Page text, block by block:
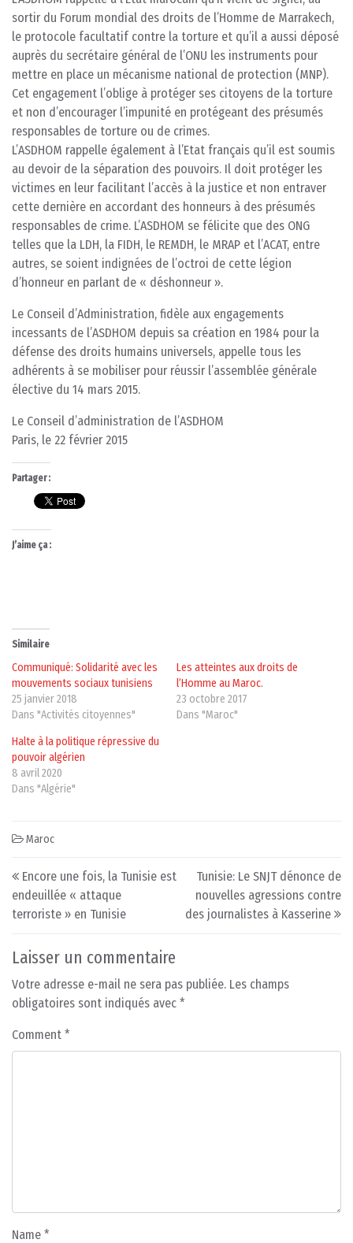
sortir du Forum mondial des droits de l’Homme de Marrakech,
le protocole facultatif contre la torture et qu’il a aussi déposé
auprès du secrétaire général de l’ONU les instruments pour
mettre en place un mécanisme national de protection (MNP).
Cet engagement l’oblige à protéger ses citoyens de la torture
et non d’encourager l’impunité en protégeant des présumés
responsables de torture ou de crimes.
L’ASDHOM rappelle également à l’Etat français qu’il est soumis
au devoir de la séparation des pouvoirs. Il doit protéger les
victimes en leur facilitant l’accès à la justice et non entraver
cette dernière en accordant des honneurs à des présumés
responsables de crime. L’ASDHOM se félicite que des ONG
telles que la LDH, la FIDH, le REMDH, le MRAP et l’ACAT, entre
autres, se soient indignées de l’octroi de cette légion
d’honneur en parlant de « déshonneur ».
Le Conseil d’Administration, fidèle aux engagements
incessants de l’ASDHOM depuis sa création en 1984 pour la
défense des droits humains universels, appelle tous les
adhérents à se mobiliser pour réussir l’assemblée générale
élective du 14 mars 2015.
Le Conseil d’administration de l’ASDHOM
Paris, le 22 février 2015
Partager :
J’aime ça :
Similaire
Communiqué: Solidarité avec les
mouvements sociaux tunisiens
25 janvier 2018
Dans "Activités citoyennes"
Les atteintes aux droits de
l’Homme au Maroc.
23 octobre 2017
Dans "Maroc"
Halte à la politique répressive du
pouvoir algérien
8 avril 2020
Dans "Algérie"
Maroc
Post navigation
Encore une fois, la Tunisie est
endeuillée « attaque
terroriste » en Tunisie
Tunisie: Le SNJT dénonce de
nouvelles agressions contre
des journalistes à Kasserine
Laisser un commentaire
Votre adresse e-mail ne sera pas publiée. Les champs
obligatoires sont indiqués avec *
Comment *
Name *